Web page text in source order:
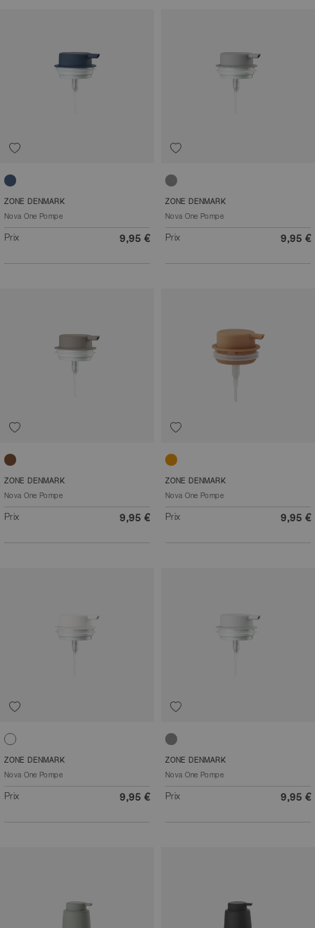
Bleu roi
ZONE DENMARK
Nova One Pompe
Prix 9,95 €
Gris mouette
ZONE DENMARK
Nova One Pompe
Prix 9,95 €
Taupe
ZONE DENMARK
Nova One Pompe
Prix 9,95 €
Mandarine
ZONE DENMARK
Nova One Pompe
Prix 9,95 €
Blanc
ZONE DENMARK
Nova One Pompe
Prix 9,95 €
Gris clair
ZONE DENMARK
Nova One Pompe
Prix 9,95 €